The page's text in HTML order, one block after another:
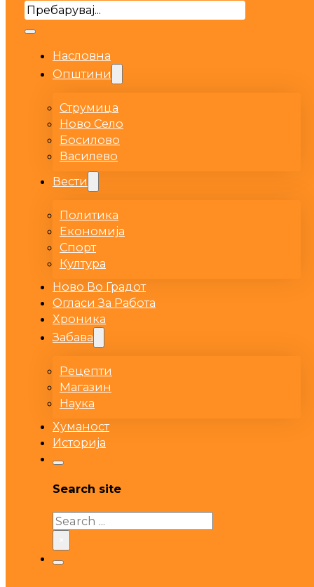
Search
Насловна
Општини
Струмица
Ново Село
Босилово
Василево
Вести
Политика
Економија
Спорт
Култура
Ново Во Градот
Огласи За Работа
Хроника
Забава
Рецепти
Магазин
Наука
Хуманост
Историја
Search site
Search